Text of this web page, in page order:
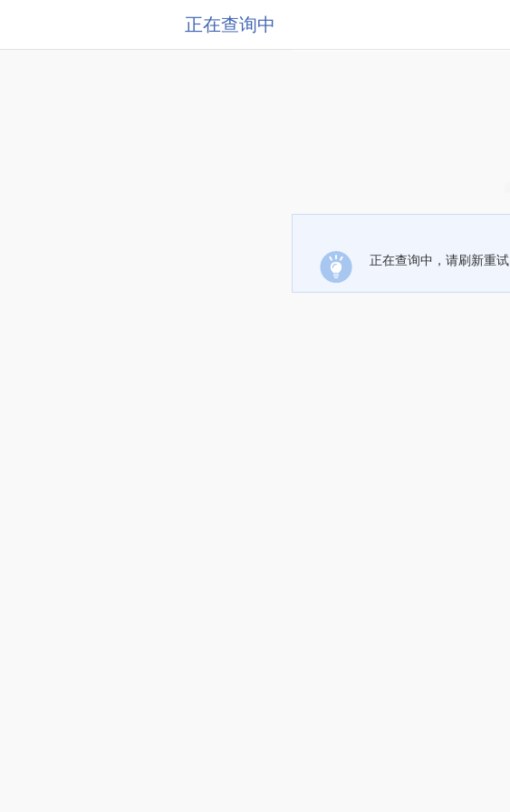
正在查询中
正在查询中，请刷新重试